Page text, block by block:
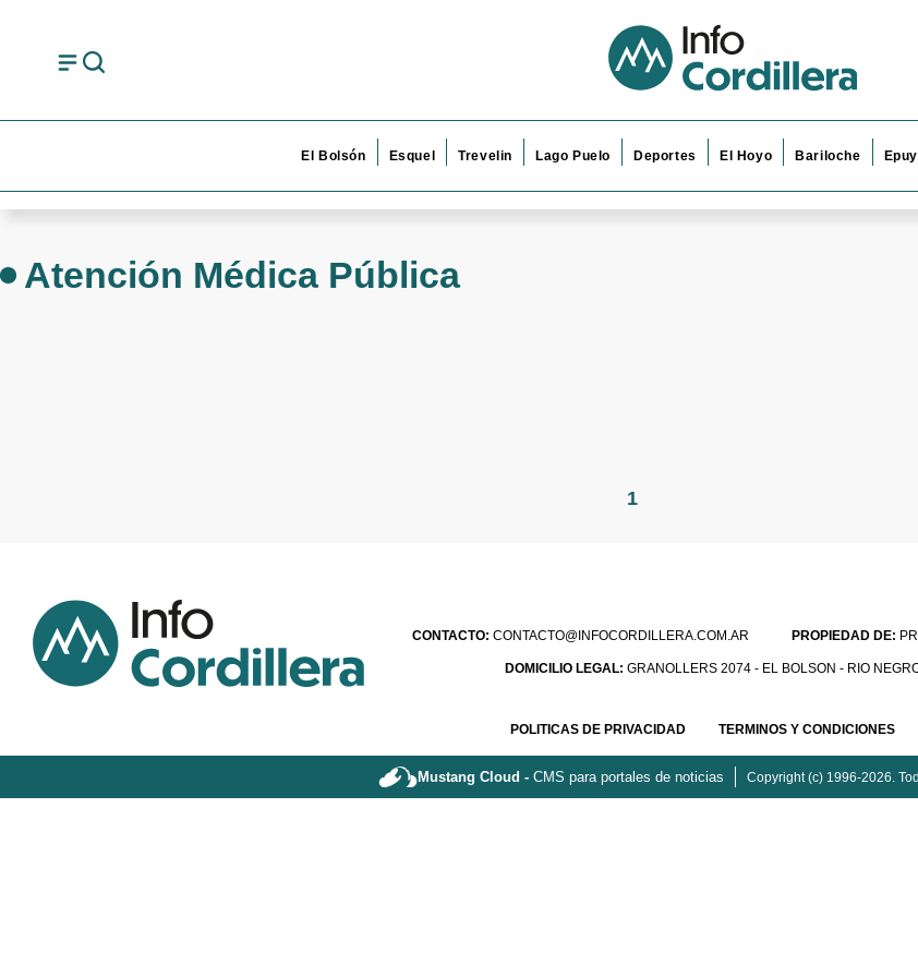
El Bolsón Esquel Trevelin Lago Puelo Deportes El Hoyo Bariloche
Atención Médica Pública
1
CONTACTO: CONTACTO@INFOCORDILLERA.COM.AR PROPIEDAD DE:
DOMICILIO LEGAL:GRANOLLERS 2074 - EL BOLSON - RIO
POLITICAS DE PRIVACIDAD TERMINOS Y CONDICIONES
Mustang Cloud - CMS para portales de noticias Copyright (c) 1996-2026.